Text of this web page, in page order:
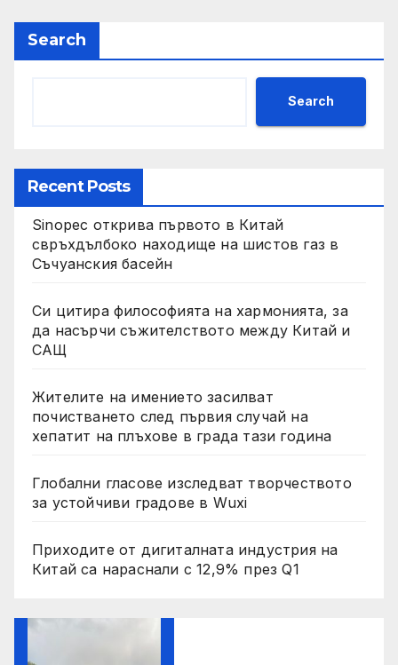
Search
Search
Recent Posts
Sinopec открива първото в Китай
свръхдълбоко находище на шистов газ в
Съчуанския басейн
Си цитира философията на хармонията, за
да насърчи съжителството между Китай и
САЩ
Жителите на имението засилват
почистването след първия случай на
хепатит на плъхове в града тази година
Глобални гласове изследват творчеството
за устойчиви градове в Wuxi
Приходите от дигиталната индустрия на
Китай са нараснали с 12,9% през Q1